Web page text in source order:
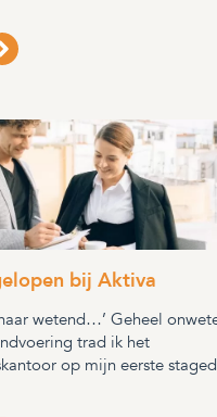
bij Aktiva
wetend…’ Geheel
trad ik het
op mijn eerste